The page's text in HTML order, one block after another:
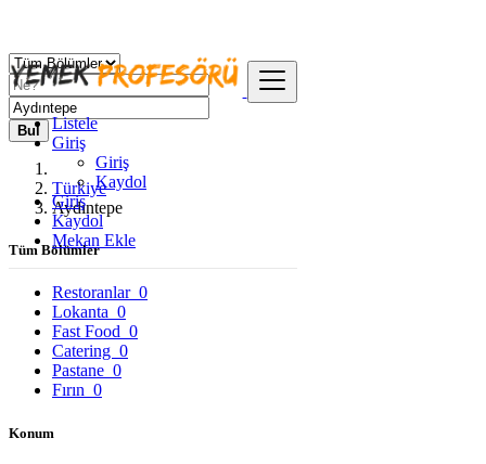
Listele
Giriş
Giriş
Kaydol
Giriş
Kaydol
Mekan Ekle
Bul
Türkiye
Aydıntepe
Tüm Bölümler
Restoranlar 0
Lokanta 0
Fast Food 0
Catering 0
Pastane 0
Fırın 0
Konum